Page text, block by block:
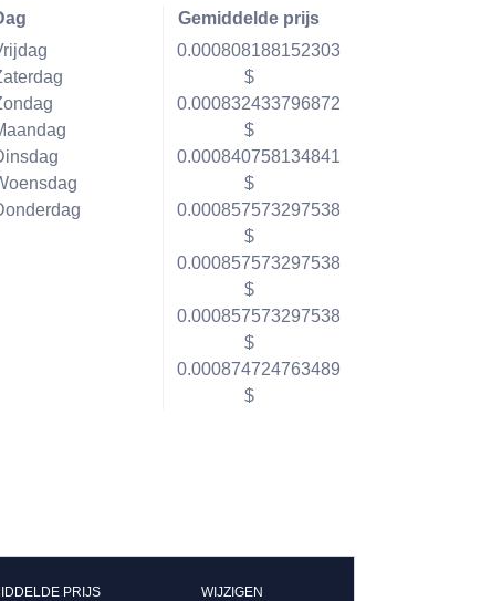
Gemiddelde prijs
0.000808188152303
$
0.000832433796872
$
0.000840758134841
$
0.000857573297538
$
0.000857573297538
$
0.000857573297538
$
0.000874724763489
$
PRIJS WIJZIGEN